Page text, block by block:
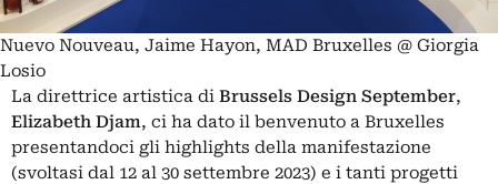
Nuevo Nouveau, Jaime Hayon, MAD Bruxelles @ Giorgia
Losio
La direttrice artistica di Brussels Design September,
Elizabeth Djam, ci ha dato il benvenuto a Bruxelles
presentandoci gli highlights della manifestazione
(svoltasi dal 12 al 30 settembre 2023) e i tanti progetti